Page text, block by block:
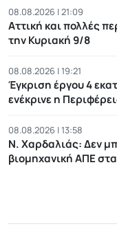
08.08.2026 | 21:09
Αττική και πολλές
την Κυριακή 9/8
08.08.2026 | 19:21
Έγκριση έργου 4
ενέκρινε η
08.08.2026 | 13:58
Ν. Χαρδαλιάς: Δεν
βιομηχανική ΑΠΕ